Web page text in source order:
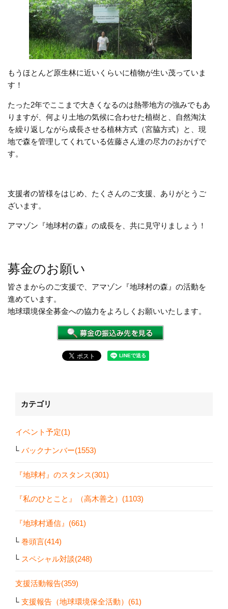
もうほとんど原生林に近いくらいに植物が生い茂っていま
す！
たった2年でここまで大きくなるのは熱帯地方の強みでもあ
りますが、何より土地の気候に合わせた植樹と、自然淘汰
を繰り返しながら成長させる植林方式（宮脇方式）と、現
地で森を管理してくれている佐藤さん達の尽力のおかげで
す。
支援者の皆様をはじめ、たくさんのご支援、ありがとうご
ざいます。
アマゾン『地球村の森』の成長を、共に見守りましょう！
募金のお願い
皆さまからのご支援で、アマゾン『地球村の森』の活動を
進めています。
地球環境保全募金への協力をよろしくお願いいたします。
カテゴリ
イベント予定(1)
バックナンバー(1553)
『地球村』のスタンス(301)
『私のひとこと』（高木善之）(1103)
『地球村通信』(661)
巻頭言(414)
スペシャル対談(248)
支援活動報告(359)
支援報告（地球環境保全活動）(61)